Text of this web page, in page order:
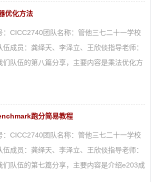
优化方法
：CICC2740团队名称：管他三七二十一学校
成员：龚绎天、李泽立、王欣倓指导老师：
们队伍的第八篇分享，主要内容是乘法优化方
跑分简易教程
：CICC2740团队名称：管他三七二十一学校
成员：龚绎天、李泽立、王欣倓指导老师：
们队伍的第七篇分享，主要内容是介绍e203成